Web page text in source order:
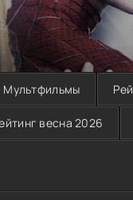
Мультфильмы
весна 2026